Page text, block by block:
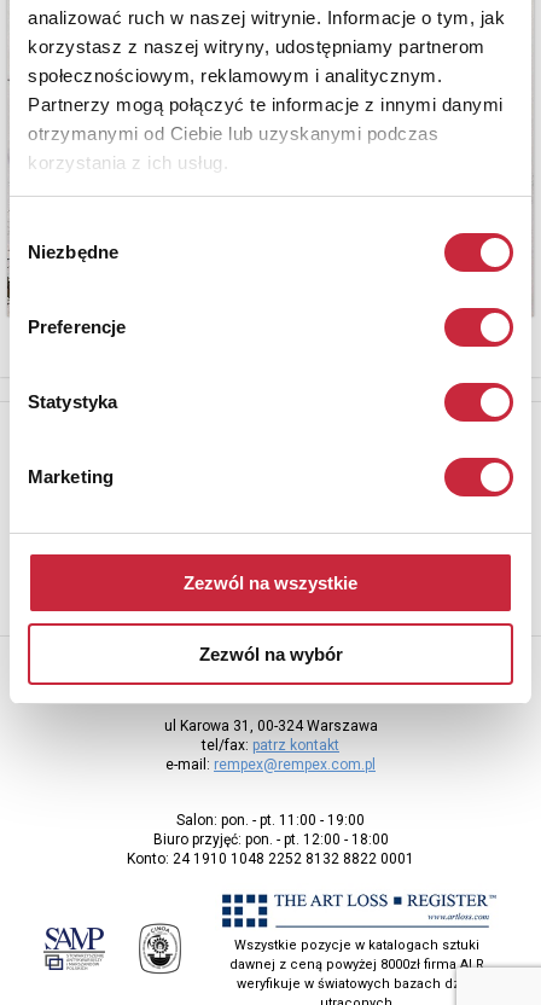
analizować ruch w naszej witrynie. Informacje o tym, jak
korzystasz z naszej witryny, udostępniamy partnerom
społecznościowym, reklamowym i analitycznym.
Partnerzy mogą połączyć te informacje z innymi danymi
otrzymanymi od Ciebie lub uzyskanymi podczas
korzystania z ich usług.
zgody
Niezbędne
Preferencje
Statystyka
Marketing
Zezwól na wszystkie
Zezwól na wybór
Aby otrzymywać informacje o nowych aukcjach, prosimy podać
ul Karowa 31, 00-324 Warszawa
tel/fax: patrz kontakt
e-mail: rempex@rempex.com.pl
Salon: pon. - pt. 11:00 - 19:00
Biuro przyjęć: pon. - pt. 12:00 - 18:00
Konto: 24 1910 1048 2252 8132 8822 0001
Wszystkie pozycje w katalogach sztuki
dawnej z ceną powyżej 8000zł firma ALR
weryfikuje w światowych bazach dzieł